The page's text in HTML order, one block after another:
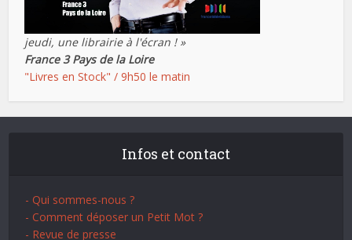
jeudi, une librairie à l'écran ! »
France 3 Pays de la Loire
"Livres en Stock" / 9h50 le matin
Infos et contact
- Qui sommes-nous ?
- Comment déposer un Petit Mot ?
- Revue de presse